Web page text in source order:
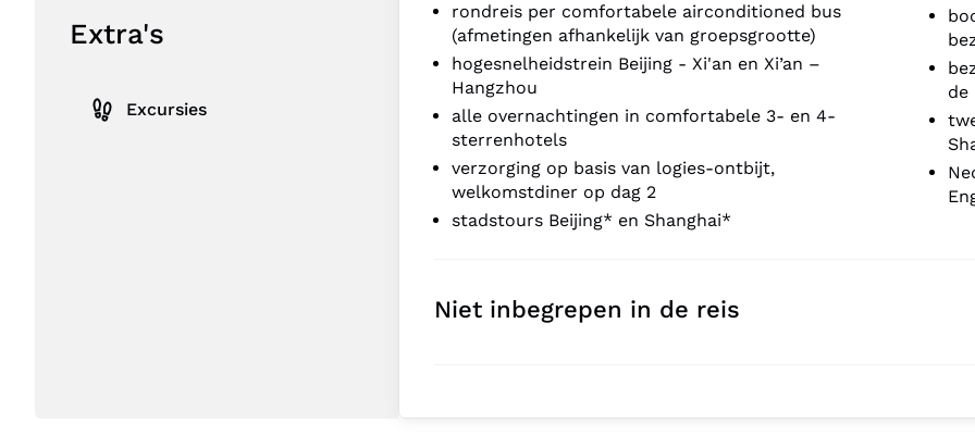
Extra's
Excursies
rondreis per comfortabele airconditioned bus
(afmetingen afhankelijk van groepsgrootte)
hogesnelheidstrein Beijing - Xi'an en Xi’an –
Hangzhou
alle overnachtingen in comfortabele 3- en 4-
sterrenhotels
verzorging op basis van logies-ontbijt,
welkomstdiner op dag 2
stadstours Beijing* en Shanghai*
de
Niet inbegrepen in de reis